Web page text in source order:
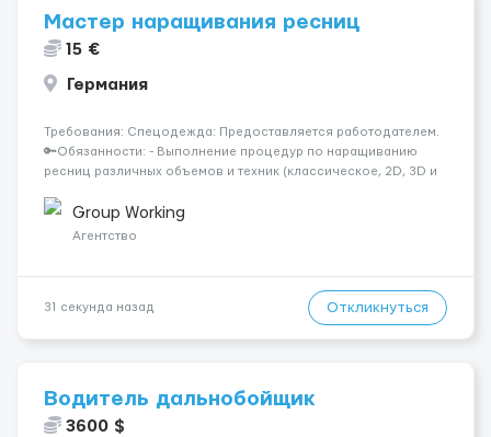
Мастер наращивания ресниц
15 €
Германия
Требования: Спецодежда: Предоставляется работодателем.
🔑Обязанности: - Выполнение процедур по наращиванию
ресниц различных объемов и техник (классическое, 2D, 3D и
Консультирование клиентов по выбору эффекта, длины,
изгиба и объе...
Group Working
Агентство
31 секунда назад Откликнуться
Водитель дальнобойщик
3600 $